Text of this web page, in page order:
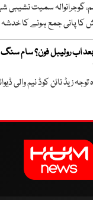
گوجرانوالہ سمیت نشیبی
کا پانی جمع ہونے کا
اب رولیبل فون؟ سام
زیڈ نائن کوڈ نیم والی